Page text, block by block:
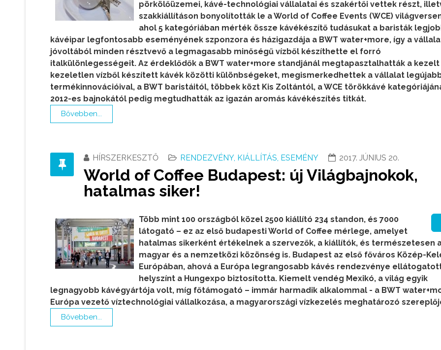
pörkölőüzemei, kávé-technológiai vállalatai és szakértői vettek részt,
szakkiállításon bonyolították le a World of Coffee Events (WCE)
ahol 5 kategóriában mérték össze kávékészítő tudásukat a baristák
kávéipar legfontosabb eseményének szponzora és házigazdája a BWT water+more, így a
jóvoltából minden résztvevő a legmagasabb minőségű vízből készíthette el forró
italkülönlegességeit. Az érdeklődők a BWT water+more standjánál megtapasztalhatták a kezelt
kezeletlen vízből készített kávék közötti különbségeket, megismerkedhettek a vállalat
termékinnovációival, a BWT baristáitól, többek közt Kis Zoltántól, a WCE törökkávé
2012-es bajnokától pedig megtudhatták az igazán aromás kávékészítés titkát.
Bővebben...
HÍRSZERKESZTŐ RENDEZVÉNY, KIÁLLÍTÁS, ESEMÉNY 2017. JÚNIUS 20.
World of Coffee Budapest: új Világbajnokok,
hatalmas siker!
Több mint 100 országból közel 2500 kiállító 234 standon, és 7000
látogató – ez az első budapesti World of Coffee mérlege, amelyet
hatalmas sikerként értékelnek a szervezők, a kiállítók, és természetesen
magyar és a nemzetközi közönség is. Budapest az első főváros Közép-
Európában, ahová a Európa legrangosabb kávés rendezvénye
helyszínt a Hungexpo biztosította. Kiemelt vendég Mexikó, a világ egyik
legnagyobb kávégyártója volt, míg főtámogató – immár harmadik alkalommal - a BWT
Európa vezető víztechnológiai vállalkozása, a magyarországi vízkezelés meghatározó
Bővebben...